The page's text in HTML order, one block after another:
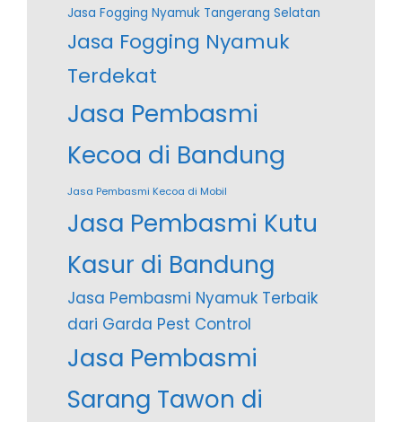
Jasa Fogging Nyamuk Tangerang Selatan
Jasa Fogging Nyamuk
Terdekat
Jasa Pembasmi
Kecoa di Bandung
Jasa Pembasmi Kecoa di Mobil
Jasa Pembasmi Kutu
Kasur di Bandung
Jasa Pembasmi Nyamuk Terbaik
dari Garda Pest Control
Jasa Pembasmi
Sarang Tawon di